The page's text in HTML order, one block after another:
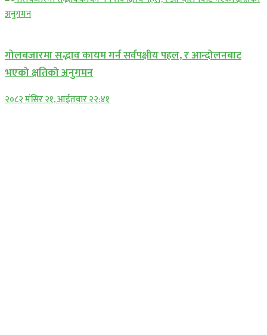
गोलबजारमा सद्भाव कायम गर्न सर्वपक्षीय पहल, र आन्दोलनबाट
भएको क्षतिको अनुगमन
२०८२ मंसिर २१, आईतवार २२:४१